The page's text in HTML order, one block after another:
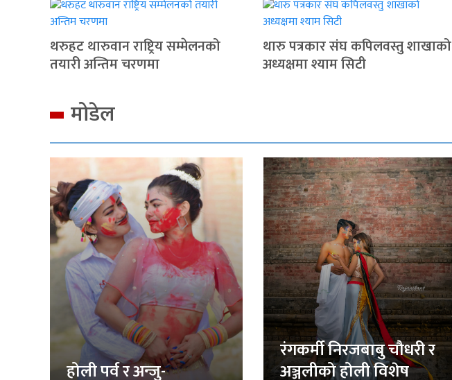
थरुहट थारुवान राष्ट्रिय सम्मेलनको
तयारी अन्तिम चरणमा
थारु पत्रकार संघ कपिलवस्तु शाखाको
अध्यक्षमा श्याम सिटी
मोडेल
होली पर्व र अन्जु-
रंगकर्मी निरजबाबु चौधरी र
अञ्जलीको होली विशेष